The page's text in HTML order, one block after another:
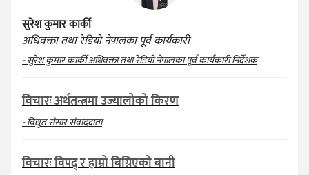
सुरेश कुमार कार्की
अधिवक्ता तथा रेडियो नेपालका पूर्व कार्यकारी
- सुरेश कुमार कार्की अधिवक्ता तथा रेडियो नेपालका पूर्व कार्यकारी निर्देशक
विचारः अर्थतन्त्रमा उज्यालोको किरण
- विद्युत संसार संवाददाता
विचारः विपद् र हाम्रो बिग्रिएको बानी